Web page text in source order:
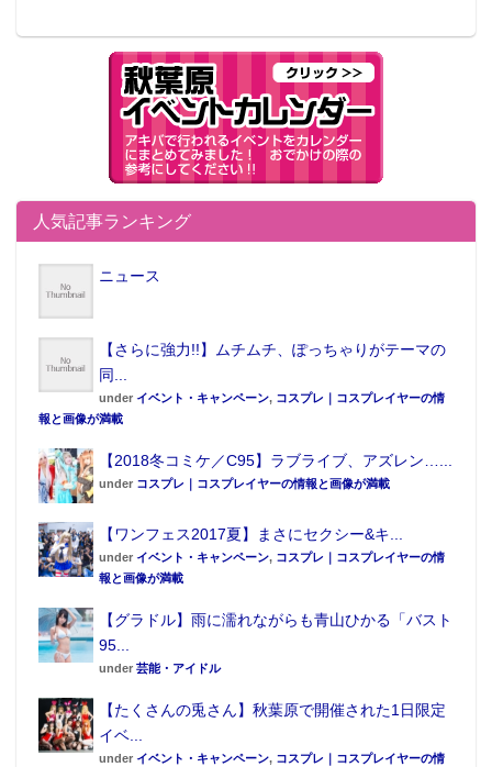
人気記事ランキング
ニュース
【さらに強力!!】ムチムチ、ぽっちゃりがテーマの
同...
under イベント・キャンペーン, コスプレ｜コスプレイヤーの情
報と画像が満載
【2018冬コミケ／C95】ラブライブ、アズレン…...
under コスプレ｜コスプレイヤーの情報と画像が満載
【ワンフェス2017夏】まさにセクシー&キ...
under イベント・キャンペーン, コスプレ｜コスプレイヤーの情
報と画像が満載
【グラドル】雨に濡れながらも青山ひかる「バスト
95...
under 芸能・アイドル
【たくさんの兎さん】秋葉原で開催された1日限定
イベ...
under イベント・キャンペーン, コスプレ｜コスプレイヤーの情